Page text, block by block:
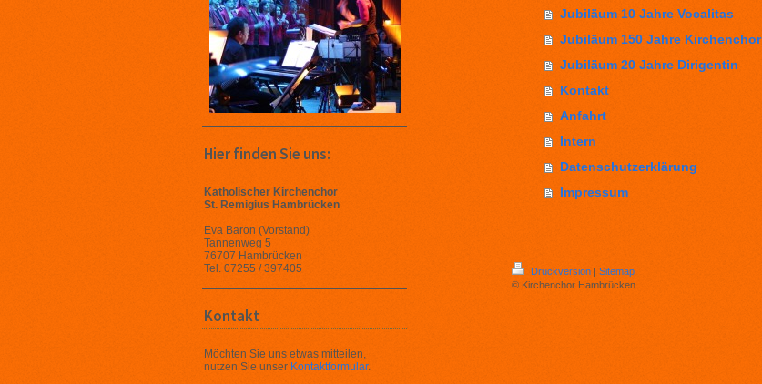
Hier finden Sie uns:
Katholischer Kirchenchor
St. Remigius Hambrücken
Eva Baron (Vorstand)
Tannenweg 5
76707 Hambrücken
Tel. 07255 / 397405
Kontakt
Möchten Sie uns etwas mitteilen,
nutzen Sie unser Kontaktformular.
Jubiläum 10 Jahre Vocalitas
Jubiläum 150 Jahre Kirchenchor
Jubiläum 20 Jahre Dirigentin
Kontakt
Anfahrt
Intern
Datenschutzerklärung
Impressum
Druckversion | Sitemap
© Kirchenchor Hambrücken